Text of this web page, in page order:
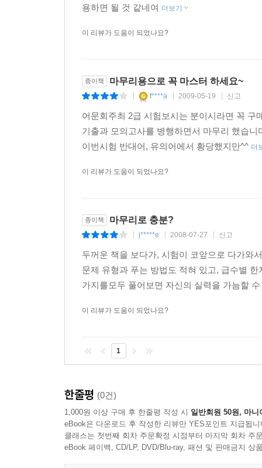
용하면 될 것 같네여 더보기
이 리뷰가 도움이 되었나요?
종이책 마무리용으로 꼭 마스터 하세요~
f****a 2009-05-19 신고
어문회주최 2급 시험보시는 분이시라면 꼭
기출과 모의고사를 병행하면서 마무리 했습
이번시험 반대어, 유의어에서 황당했지만^^ 더
이 리뷰가 도움이 되었나요?
종이책 마무리로 충분?
j*****e 2008-07-27 신고
두꺼운 책을 보다가, 시험이 코앞으로 다가와
문제 유형과 푸는 방법도 적혀 있고, 급수별
가지를모두 풀어보면 자신의 실력을 가늠할
이 리뷰가 도움이 되었나요?
1
한줄평 (0건)
1,000원 이상 구매 후 한줄평 작성 시 일반회원 50원, 마니
eBook은 다운로드 후 작성한 리뷰만 YES포인트 지급됩니
클래스는 첫번째 회차 주문확정 시점부터 마지막 회차 주
eBook 페이백, CD/LP, DVD/Blu-ray, 패션 및 판매금지 상